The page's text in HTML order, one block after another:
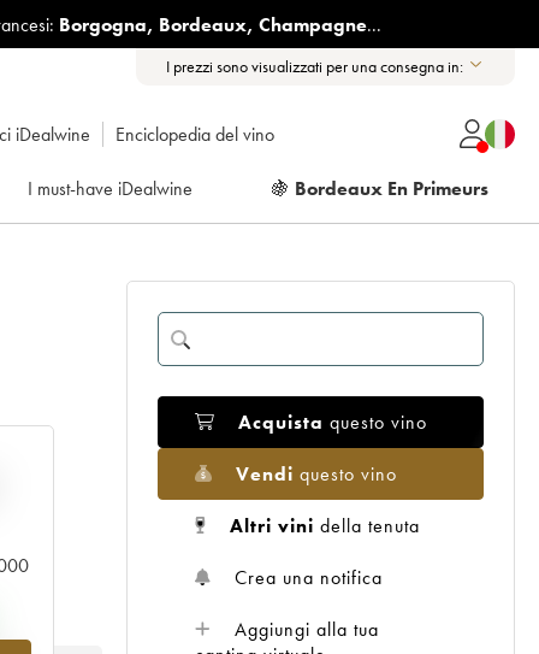
Borgogna, Bordeaux, Champagne...
I prezzi sono visualizzati per una consegna in:
iDealwine Enciclopedia del vino
I must-have iDealwine 🍇 Bordeaux En Primeurs
Acquista questo vino
Vendi questo vino
Altri vini della tenuta
Crea una notifica
Aggiungi alla tua